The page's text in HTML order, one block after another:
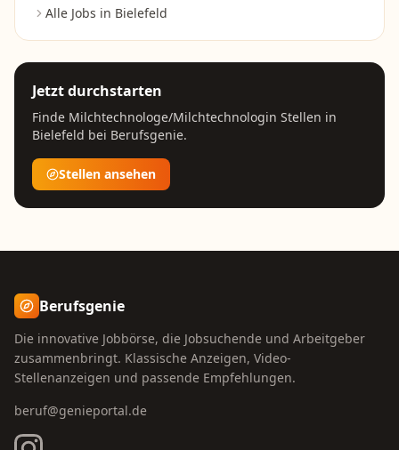
Alle Jobs in Bielefeld
Jetzt durchstarten
Finde Milchtechnologe/Milchtechnologin Stellen in
Bielefeld bei Berufsgenie.
Stellen ansehen
Berufsgenie
Die innovative Jobbörse, die Jobsuchende und Arbeitgeber
zusammenbringt. Klassische Anzeigen, Video-
Stellenanzeigen und passende Empfehlungen.
beruf@genieportal.de